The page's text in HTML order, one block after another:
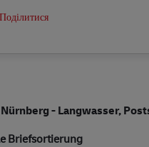
Поділитися
- Langwasser,
Briefsortierung